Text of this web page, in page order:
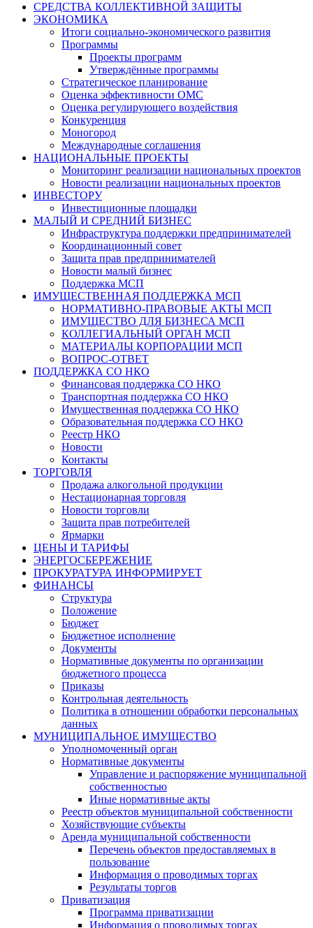
СРЕДСТВА КОЛЛЕКТИВНОЙ ЗАЩИТЫ
ЭКОНОМИКА
Итоги социально-экономического развития
Программы
Проекты программ
Утверждённые программы
Стратегическое планирование
Оценка эффективности ОМС
Оценка регулирующего воздействия
Конкуренция
Моногород
Международные соглашения
НАЦИОНАЛЬНЫЕ ПРОЕКТЫ
Мониторинг реализации национальных проектов
Новости реализации национальных проектов
ИНВЕСТОРУ
Инвестиционные площадки
МАЛЫЙ И СРЕДНИЙ БИЗНЕС
Инфраструктура поддержки предпринимателей
Координационный совет
Защита прав предпринимателей
Новости малый бизнес
Поддержка МСП
ИМУЩЕСТВЕННАЯ ПОДДЕРЖКА МСП
НОРМАТИВНО-ПРАВОВЫЕ АКТЫ МСП
ИМУЩЕСТВО ДЛЯ БИЗНЕСА МСП
КОЛЛЕГИАЛЬНЫЙ ОРГАН МСП
МАТЕРИАЛЫ КОРПОРАЦИИ МСП
ВОПРОС-ОТВЕТ
ПОДДЕРЖКА СО НКО
Финансовая поддержка СО НКО
Транспортная поддержка СО НКО
Имущественная поддержка СО НКО
Образовательная поддержка СО НКО
Реестр НКО
Новости
Контакты
ТОРГОВЛЯ
Продажа алкогольной продукции
Нестационарная торговля
Новости торговли
Защита прав потребителей
Ярмарки
ЦЕНЫ И ТАРИФЫ
ЭНЕРГОСБЕРЕЖЕНИЕ
ПРОКУРАТУРА ИНФОРМИРУЕТ
ФИНАНСЫ
Структура
Положение
Бюджет
Бюджетное исполнение
Документы
Нормативные документы по организации
бюджетного процесса
Приказы
Контрольная деятельность
Политика в отношении обработки персональных
данных
МУНИЦИПАЛЬНОЕ ИМУЩЕСТВО
Уполномоченный орган
Нормативные документы
Управление и распоряжение муниципальной
собственностью
Иные нормативные акты
Реестр объектов муниципальной собственности
Хозяйствующие субъекты
Аренда муниципальной собственности
Перечень объектов предоставляемых в
пользование
Информация о проводимых торгах
Результаты торгов
Приватизация
Программа приватизации
Информация о проводимых торгах